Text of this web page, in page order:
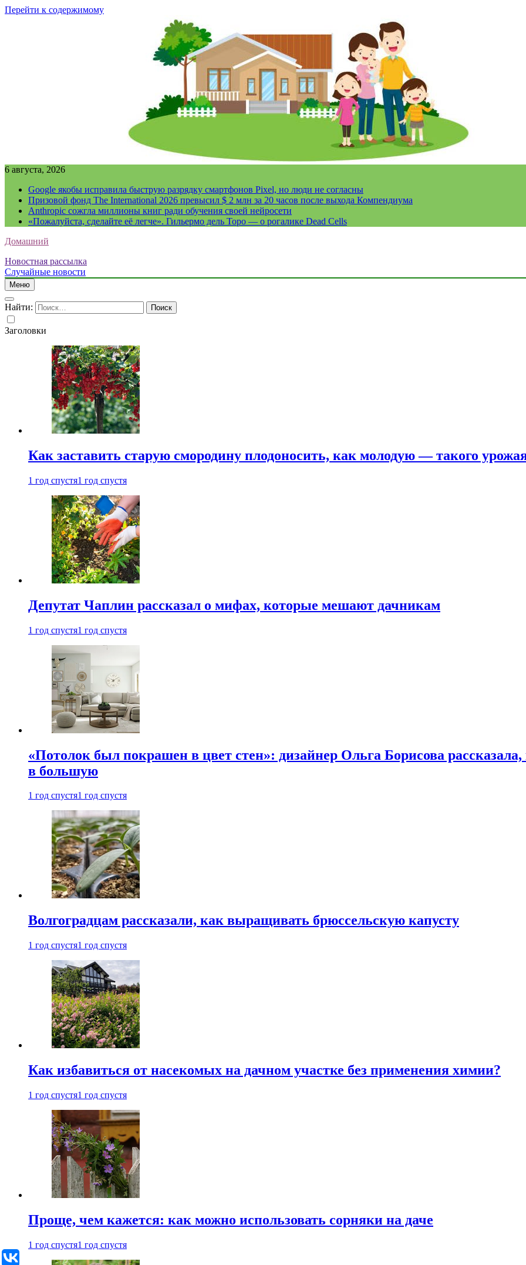
Перейти к содержимому
6 августа, 2026
Google якобы исправила быструю разрядку смартфонов Pixel, но люди не согласны
Призовой фонд The International 2026 превысил $ 2 млн за 20 часов после выхода Компендиума
Anthropic сожгла миллионы книг ради обучения своей нейросети
«Пожалуйста, сделайте её легче». Гильермо дель Торо — о рогалике Dead Cells
Домашний
Новостная рассылка
Случайные новости
Меню
Найти:
Заголовки
Как заставить старую смородину плодоносить, как молодую — такого
1 год спустя1 год спустя
Депутат Чаплин рассказал о мифах, которые мешают дачникам
1 год спустя1 год спустя
«Потолок был покрашен в цвет стен»: дизайнер Ольга Борисова
в большую
1 год спустя1 год спустя
Волгоградцам рассказали, как выращивать брюссельскую капусту
1 год спустя1 год спустя
Как избавиться от насекомых на дачном участке без применения химии?
1 год спустя1 год спустя
Проще, чем кажется: как можно использовать сорняки на даче
1 год спустя1 год спустя